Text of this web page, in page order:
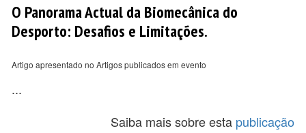
O Panorama Actual da Biomecânica do
Desporto: Desafios e Limitações.
Artigo apresentado no Artigos publicados em evento
...
Saiba mais sobre esta publicação